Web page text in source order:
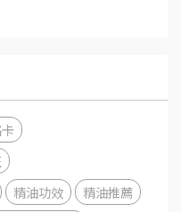
精油功效
精油推薦